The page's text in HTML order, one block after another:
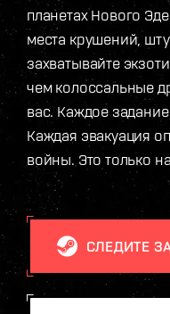
планетах Нового
места крушений,
захватывайте
чем колоссальные
вас. Каждое
Каждая эвакуация
войны. Это только
СЛЕДИТЕ